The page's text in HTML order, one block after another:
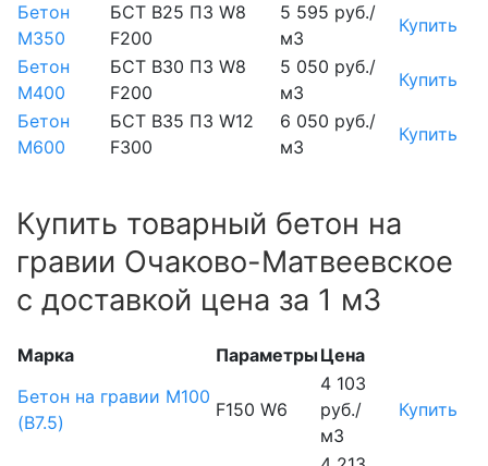
Бетон
М350
БСТ В25 П3 W8
F200
5 595 руб./
м3
Купить
Бетон
М400
БСТ В30 П3 W8
F200
5 050 руб./
м3
Купить
Бетон
М600
БСТ В35 П3 W12
F300
6 050 руб./
м3
Купить
Купить товарный бетон на
гравии Очаково-Матвеевское
с доставкой цена за 1 м3
Марка ПараметрыЦена
Бетон на гравии М100
(B7.5)
F150 W6
4 103
руб./
м3
Купить